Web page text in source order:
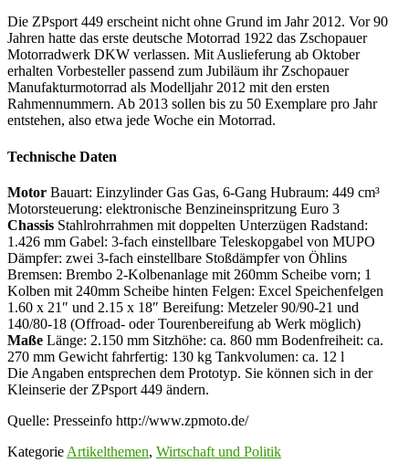
Die ZPsport 449 erscheint nicht ohne Grund im Jahr 2012. Vor 90
Jahren hatte das erste deutsche Motorrad 1922 das Zschopauer
Motorradwerk DKW verlassen. Mit Auslieferung ab Oktober
erhalten Vorbesteller passend zum Jubiläum ihr Zschopauer
Manufakturmotorrad als Modelljahr 2012 mit den ersten
Rahmennummern. Ab 2013 sollen bis zu 50 Exemplare pro Jahr
entstehen, also etwa jede Woche ein Motorrad.
Technische Daten
Motor Bauart: Einzylinder Gas Gas, 6-Gang Hubraum: 449 cm³
Motorsteuerung: elektronische Benzineinspritzung Euro 3
Chassis Stahlrohrrahmen mit doppelten Unterzügen Radstand:
1.426 mm Gabel: 3-fach einstellbare Teleskopgabel von MUPO
Dämpfer: zwei 3-fach einstellbare Stoßdämpfer von Öhlins
Bremsen: Brembo 2-Kolbenanlage mit 260mm Scheibe vorn; 1
Kolben mit 240mm Scheibe hinten Felgen: Excel Speichenfelgen
1.60 x 21″ und 2.15 x 18″ Bereifung: Metzeler 90/90-21 und
140/80-18 (Offroad- oder Tourenbereifung ab Werk möglich)
Maße Länge: 2.150 mm Sitzhöhe: ca. 860 mm Bodenfreiheit: ca.
270 mm Gewicht fahrfertig: 130 kg Tankvolumen: ca. 12 l
Die Angaben entsprechen dem Prototyp. Sie können sich in der
Kleinserie der ZPsport 449 ändern.
Quelle: Presseinfo http://www.zpmoto.de/
Kategorie Artikelthemen, Wirtschaft und Politik